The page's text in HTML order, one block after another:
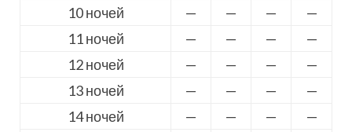
10 ночей
— — —
—
11 ночей
— — —
—
12 ночей
— — —
—
13 ночей
— — —
—
14 ночей
— — — —